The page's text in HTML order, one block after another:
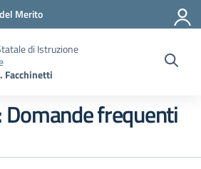
Merito
di Istruzione
Facchinetti
frequenti